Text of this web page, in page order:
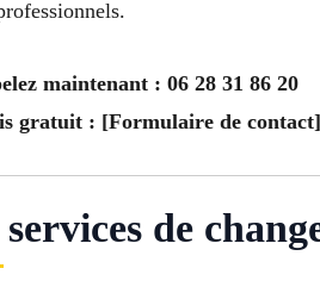
maintenant : 06 28 31 86 20
gratuit : [Formulaire de contact]
services de